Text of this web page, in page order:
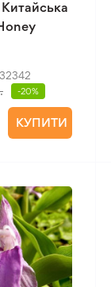
32342
-20%
КУПИТИ